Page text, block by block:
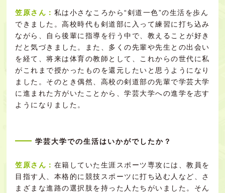
笠原さん： 私は小さなころから“剣道一色”の生活を歩ん
できました。高校時代も剣道部に入って練習に打ち込み
ながら、自ら後輩に指導を行う中で、教えることが好き
だと気づきました。また、多くの先輩や先生との出会い
を経て、将来は体育の教師として、これからの世代に私
がこれまで授かったものを還元したいと思うようになり
ました。そのとき偶然、高校の剣道部の先輩で学芸大学
に進まれた方がいたことから、学芸大学への進学を志す
ようになりました。
学芸大学での生活はいかがでしたか？
笠原さん： 在籍していた生涯スポーツ専攻には、教員を
目指す人、本格的に競技スポーツに打ち込む人など、さ
まざまな進路の選択肢を持った人たちがいました。そん